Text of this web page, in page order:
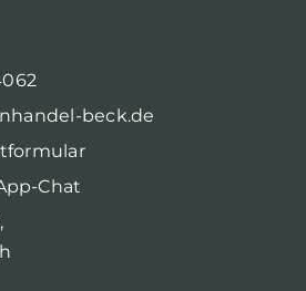
beck.de
Chat